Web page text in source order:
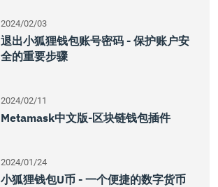
2024/02/03
退出小狐狸钱包账号密码 - 保护账户安
全的重要步骤
2024/02/11
Metamask中文版-区块链钱包插件
2024/01/24
小狐狸钱包u币 - 一个便捷的数字货币